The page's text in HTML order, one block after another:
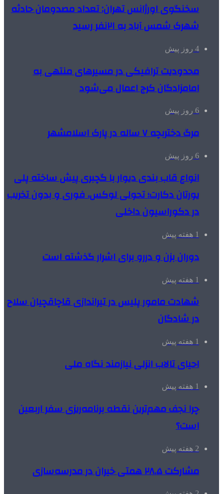
سخنگوی اورژانس تهران: تعداد مصدومان حادثه
شهرک شمس آباد به ۲۱نفر رسید
4 روز پیش
محدودیت ترافیکی در مسیرهای منتهی به
امامزادگان کرج اعمال می‌شود
6 روز پیش
مرگ دختربچه ۷ ساله در پارک اسلامشهر
6 روز پیش
انواع قاب بندی دیوار با گچبری پیش ساخته پلی
یورتان دکارت؛ تحولی لوکس، فوری و بدون تخریب
در دکوراسیون داخلی
1 هفته پیش
دوران بزن و دررو برای اشرار گذشته است
1 هفته پیش
شهادت مامور پلیس در تیراندازی قاچاقچیان سلاح
در شادگان
1 هفته پیش
احیای تالاب انزلی نیازمند نگاه ملی
1 هفته پیش
چرا نجف مهم‌ترین نقطه برنامه‌ریزی سفر اربعین
است؟
2 هفته پیش
مشارکت ۲۸.۵ همتی خیران در مدرسه‌سازی